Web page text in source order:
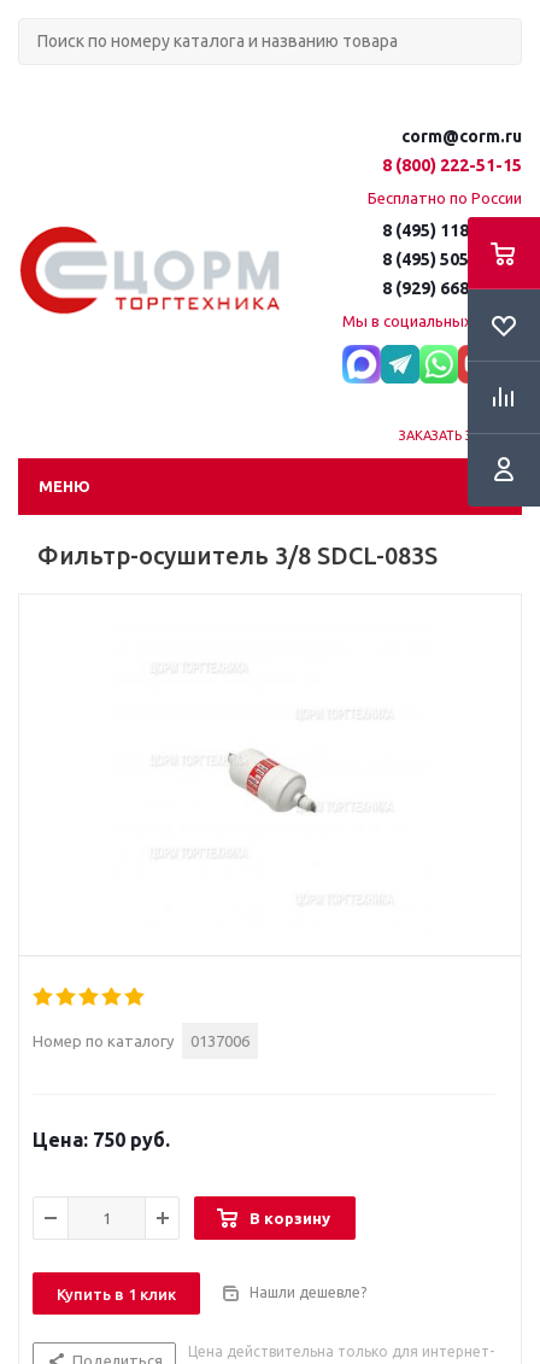
corm@corm.ru
8 (800) 222-51-15
Бесплатно по России
8 (495) 118-61-16
8 (495) 505-51-15
8 (929) 668-95-35
Мы в социальных сетях:
ЗАКАЗАТЬ ЗВОНОК
МЕНЮ
Фильтр-осушитель 3/8 SDCL-083S
Номер по каталогу 0137006
750 руб.
В корзину
Купить в 1 клик Нашли дешевле?
Поделиться
Цена действительна только для интернет-